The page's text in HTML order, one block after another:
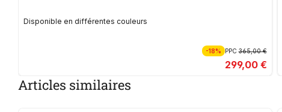
Disponible en différentes couleurs
-18% PPC365,00 €
299,00 €
Articles similaires